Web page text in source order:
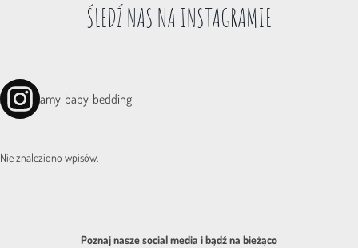
ŚLEDŹ NAS NA INSTAGRAMIE
amy_baby_bedding
Nie znaleziono wpisów.
Poznaj nasze social media i bądź na bieżąco